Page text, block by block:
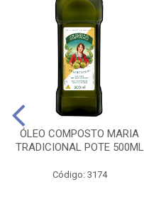
ÓLEO COMPOSTO MARIA
TRADICIONAL POTE 500ML
Código: 3174